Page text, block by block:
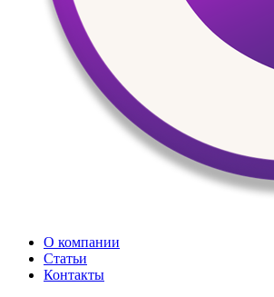
О компании
Статьи
Контакты